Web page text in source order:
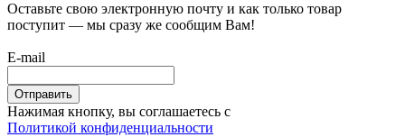
Оставьте свою электронную почту и как только товар
поступит — мы сразу же сообщим Вам!
E-mail
Отправить
Нажимая кнопку, вы соглашаетесь с
Политикой конфиденциальности